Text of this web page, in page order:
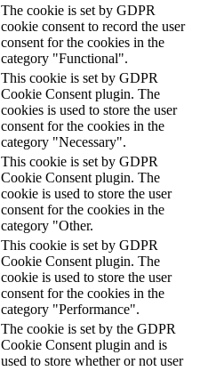
The cookie is set by GDPR
cookie consent to record the user
consent for the cookies in the
category "Functional".
This cookie is set by GDPR
Cookie Consent plugin. The
cookies is used to store the user
consent for the cookies in the
category "Necessary".
This cookie is set by GDPR
Cookie Consent plugin. The
cookie is used to store the user
consent for the cookies in the
category "Other.
This cookie is set by GDPR
Cookie Consent plugin. The
cookie is used to store the user
consent for the cookies in the
category "Performance".
The cookie is set by the GDPR
Cookie Consent plugin and is
used to store whether or not user